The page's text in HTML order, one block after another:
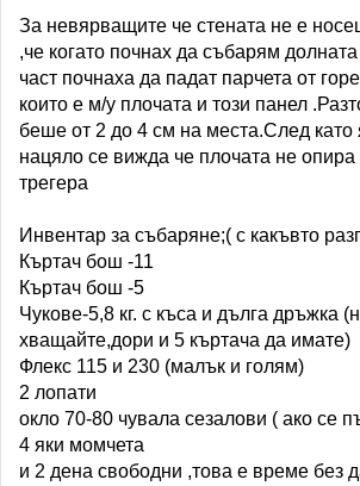
За невярващите че стената не е
,че когато почнах да събарям долната
част почнаха да падат парчета от
които е м/у плочата и този панел
беше от 2 до 4 см на места.След като
нацяло се вижда че плочата не опира
трегера
Инвентар за събаряне;( с какъвто
Къртач бош -11
Къртач бош -5
Чукове-5,8 кг. с къса и дълга дръжка
хващайте,дори и 5 къртача да имате)
Флекс 115 и 230 (малък и голям)
2 лопати
окло 70-80 чувала сезалови ( ако се
4 яки момчета
и 2 дена свободни ,това е време без